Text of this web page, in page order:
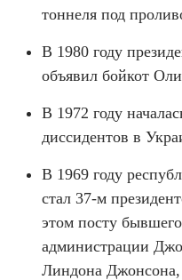
тоннеля под
В 1980 году
объявил бойкот
В 1972 году
диссидентов в
В 1969 году
стал 37-м
этом посту
администрации
Линдона Джонсона,